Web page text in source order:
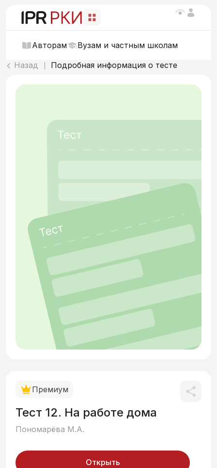
Авторам Вузам и частным школам
Назад Подробная информация о тесте
Премиум
Тест 12. На работе дома
Пономарёва М.А.
Открыть